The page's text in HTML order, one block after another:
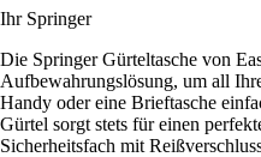
Ihr Springer
Die Springer Gürteltasche von
Aufbewahrungslösung, um all
Handy oder eine Brieftasche
Gürtel sorgt stets für einen
Sicherheitsfach mit